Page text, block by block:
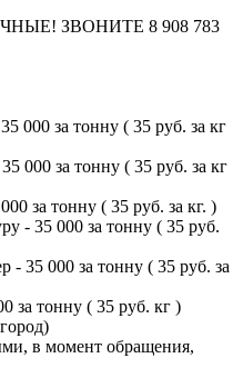
ЗВОНИТЕ 8 908 783
000 за тонну ( 35 руб. за кг
000 за тонну ( 35 руб. за кг
за тонну ( 35 руб. за кг. )
- 35 000 за тонну ( 35 руб.
- 35 000 за тонну ( 35 руб. за
за тонну ( 35 руб. кг )
в момент обращения,